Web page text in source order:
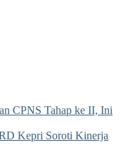
CPNS Tahap ke II, Ini
Kepri Soroti Kinerja